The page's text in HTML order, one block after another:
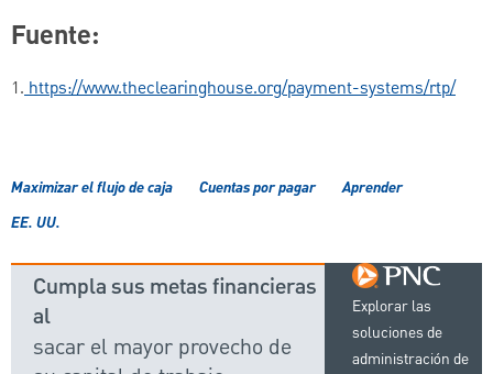
Fuente:
1.https://www.theclearinghouse.org/payment-systems/rtp/
Maximizar el flujo de caja Cuentas por pagar
Aprender
EE. UU.
Explorar las
soluciones de
administración de
Cumpla sus metas financieras
al
sacar el mayor provecho de